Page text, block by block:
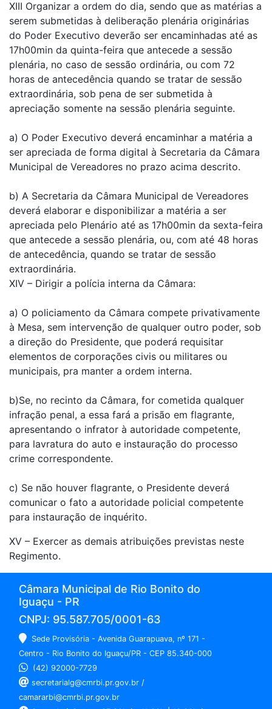
XIII Organizar a ordem do dia, sendo que as matérias a
serem submetidas à deliberação plenária originárias
do Poder Executivo deverão ser encaminhadas até as
17h00min da quinta-feira que antecede a sessão
plenária, no caso de sessão ordinária, ou com 72
horas de antecedência quando se tratar de sessão
extraordinária, sob pena de ser submetida à
apreciação somente na sessão plenária seguinte.
a) O Poder Executivo deverá encaminhar a matéria a
ser apreciada de forma digital à Secretaria da Câmara
Municipal de Vereadores no prazo acima descrito.
b) A Secretaria da Câmara Municipal de Vereadores
deverá elaborar e disponibilizar a matéria a ser
apreciada pelo Plenário até as 17h00min da sexta-feira
que antecede a sessão plenária, ou, com até 48 horas
de antecedência, quando se tratar de sessão
extraordinária.
XIV – Dirigir a polícia interna da Câmara:
a) O policiamento da Câmara compete privativamente
à Mesa, sem intervenção de qualquer outro poder, sob
a direção do Presidente, que poderá requisitar
elementos de corporações civis ou militares ou
municipais, pra manter a ordem interna.
b)Se, no recinto da Câmara, for cometida qualquer
infração penal, a essa fará a prisão em flagrante,
apresentando o infrator à autoridade competente,
para lavratura do auto e instauração do processo
crime correspondente.
c) Se não houver flagrante, o Presidente deverá
comunicar o fato a autoridade policial competente
para instauração de inquérito.
XV – Exercer as demais atribuições previstas neste
Regimento.
Câmara Municipal de Rio Bonito do
Iguaçu - PR
CNPJ: 95.587.705/0001-63
Sede Provisória - Avenida Guarapuava, nº 171 -
Centro - Rio Bonito do Iguaçu/PR - CEP 85.340-000
(42) 92000-7729
secretarialg@cmrbi.pr.gov.br /
camararbi@cmrbi.pr.gov.br